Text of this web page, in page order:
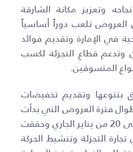
وتعزيز مكانة الشارقة
تلعب دوراً أساسياً
في الإمارة وتقديم فوائد
وتدعم قطاع التجزئة لكسب
المتسوقين.
وتقديم تخفيضات
فترة العروض التي بدأت
في منتصف ديسمبر الماضي حتى 20 من يناير الجاري وحققت
التجزئة وتنشيط الحركة